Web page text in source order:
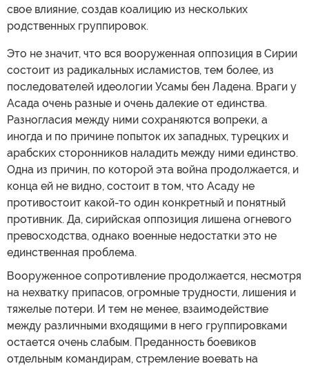
свое влияние, создав коалицию из нескольких
родственных группировок.
Это не значит, что вся вооруженная оппозиция в Сирии
состоит из радикальных исламистов, тем более, из
последователей идеологии Усамы бен Ладена. Враги у
Асада очень разные и очень далекие от единства.
Разногласия между ними сохраняются вопреки, а
иногда и по причине попыток их западных, турецких и
арабских сторонников наладить между ними единство.
Одна из причин, по которой эта война продолжается, и
конца ей не видно, состоит в том, что Асаду не
противостоит какой-то один конкретный и понятный
противник. Да, сирийская оппозиция лишена огневого
превосходства, однако военные недостатки это не
единственная проблема.
Вооруженное сопротивление продолжается, несмотря
на нехватку припасов, огромные трудности, лишения и
тяжелые потери. И тем не менее, взаимодействие
между различными входящими в него группировками
остается очень слабым. Преданность боевиков
отдельным командирам, стремление воевать на